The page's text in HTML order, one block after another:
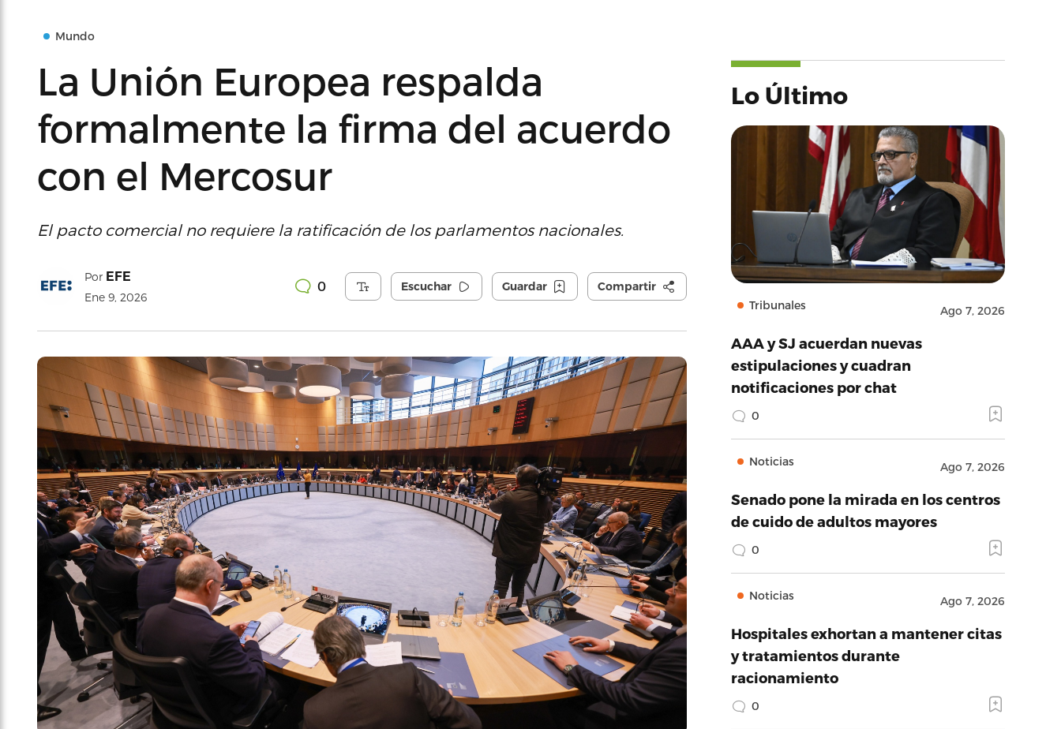
Mundo
La Unión Europea respalda
formalmente la firma del acuerdo
con el Mercosur
El pacto comercial no requiere la ratificación de los parlamentos nacionales.
Por EFE
Ene 9, 2026
0 Escuchar Guardar Compartir
Lo Último
Tribunales Ago 7, 2026
AAA y SJ acuerdan nuevas
estipulaciones y cuadran
notificaciones por chat
0
Noticias Ago 7, 2026
Senado pone la mirada en los centros
de cuido de adultos mayores
0
Noticias Ago 7, 2026
Hospitales exhortan a mantener citas
y tratamientos durante
racionamiento
0